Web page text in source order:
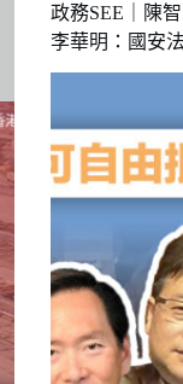
政務SEE｜陳
李華明：國安